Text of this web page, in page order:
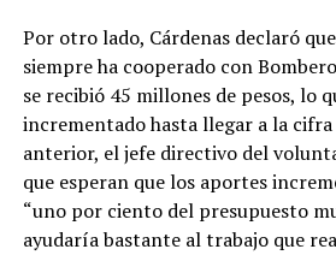
Por otro lado, Cárdenas declaró
siempre ha cooperado con
se recibió 45 millones de pesos, lo
incrementado hasta llegar a la cifra
anterior, el jefe directivo del
que esperan que los aportes
“uno por ciento del presupuesto
ayudaría bastante al trabajo que